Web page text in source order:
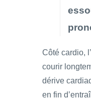
Côté cardio,
courir
dérive
en fin